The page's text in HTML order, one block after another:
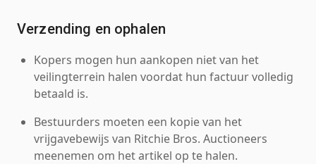
Verzending en ophalen
Kopers mogen hun aankopen niet van het
veilingterrein halen voordat hun factuur volledig
betaald is.
Bestuurders moeten een kopie van het
vrijgavebewijs van Ritchie Bros. Auctioneers
meenemen om het artikel op te halen.